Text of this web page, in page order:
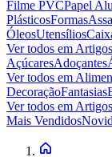
Filme PVCPapel
PlásticosFormas
ÓleosUtensílios
Ver todos em
AçúcaresAdoçantes
Ver todos em
DecoraçãoFantasias
Ver todos em
Mais Vendidos